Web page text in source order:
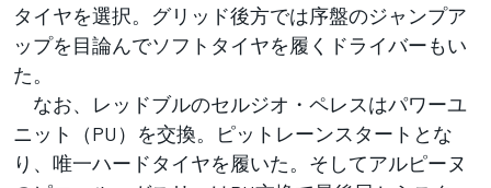
タイヤを選択。グリッド後方では序盤のジャンプア
ップを目論んでソフトタイヤを履くドライバーもい
た。
なお、レッドブルのセルジオ・ペレスはパワーユ
ニット（PU）を交換。ピットレーンスタートとな
り、唯一ハードタイヤを履いた。そしてアルピーヌ